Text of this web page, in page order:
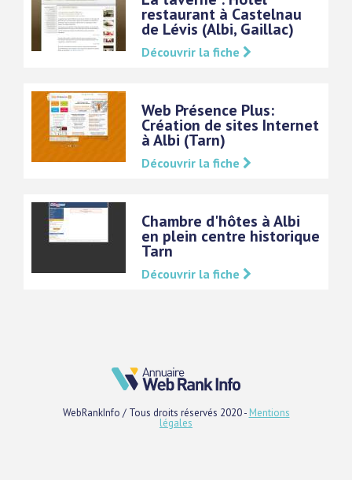
restaurant à Castelnau
de Lévis (Albi, Gaillac)
Découvrir la fiche
Web Présence Plus:
Création de sites Internet
à Albi (Tarn)
Découvrir la fiche
Chambre d'hôtes à Albi
en plein centre historique
Tarn
Découvrir la fiche
WebRankInfo / Tous droits réservés 2020 - Mentions
légales